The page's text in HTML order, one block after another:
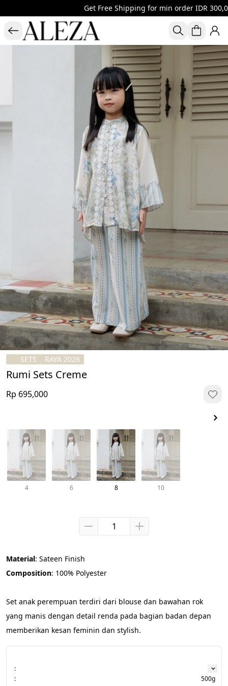
Get Free Shipping for min order IDR
SETS RAYA 2026
Rumi Sets Creme
Rp 695,000
4 6 8 10
Material: Sateen Finish
Composition: 100% Polyester
Set anak perempuan terdiri dari blouse dan bawahan rok
yang manis dengan detail renda pada bagian badan depan
memberikan kesan feminin dan stylish.
:
:
500g